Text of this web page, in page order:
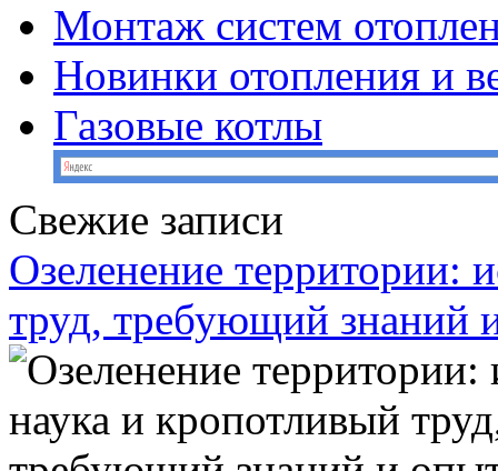
Монтаж систем
Новинки отопления и
Газовые котлы
Свежие записи
Озеленение территории:
труд, требующий знаний